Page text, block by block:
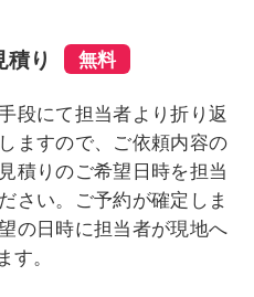
り
段にて担当者より折り返
ますので、ご依頼内容の
積りのご希望日時を担当
さい。ご予約が確定しま
の日時に担当者が現地へ
す。